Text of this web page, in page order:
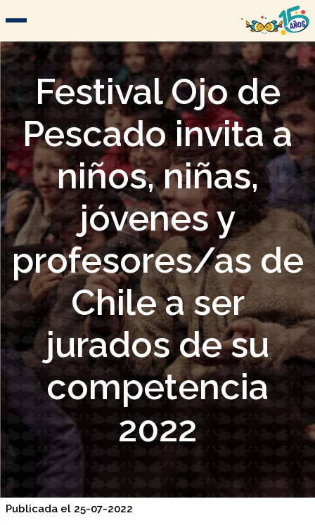
Festival Ojo de
Pescado invita a
niños, niñas,
jóvenes y
profesores/as de
Chile a ser
jurados de su
competencia
2022
Publicada el 25-07-2022